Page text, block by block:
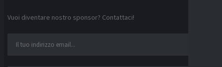
Vuoi diventare nostro sponsor? Contattaci!